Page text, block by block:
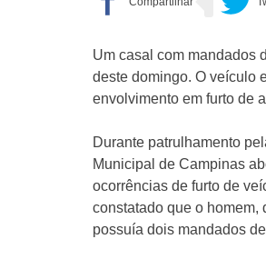
Um casal com mandados
deste domingo. O veículo
envolvimento em furto de
Durante patrulhamento
Municipal de Campinas
ocorrências de furto de
constatado que o homem,
possuía dois mandados